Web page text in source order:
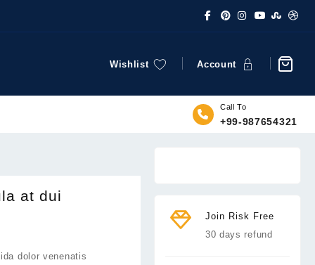
Wishlist Account
Call To
+99-987654321
at dui
dolor venenatis
Join Risk Free
30 days refund